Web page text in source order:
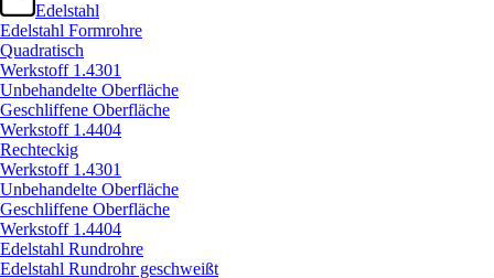
Edelstahl
Edelstahl Formrohre
Quadratisch
Werkstoff 1.4301
Unbehandelte Oberfläche
Geschliffene Oberfläche
Werkstoff 1.4404
Rechteckig
Werkstoff 1.4301
Unbehandelte Oberfläche
Geschliffene Oberfläche
Werkstoff 1.4404
Edelstahl Rundrohre
Edelstahl Rundrohr geschweißt